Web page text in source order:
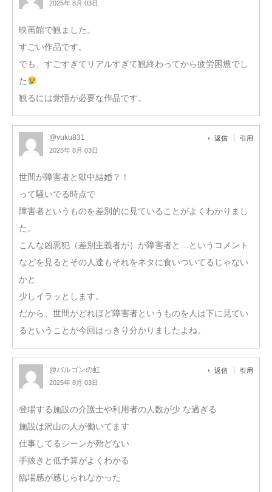
2025年 8月 03日
映画館で観ました。
すごい作品です。
でも、すごすぎてリアルすぎて観終わってから疲労困憊でし
た
観るには覚悟が必要な作品です。
@vuku831
2025年 8月 03日
返信 引用
世間が障害者と獄中結婚？！
って騒いでる時点で
障害者というものを差別的に見ていることがよくわかりまし
た。
こんな凶悪犯（差別主義者が）が障害者と…というコメント
などを見るとその人達もそれをネタに食いついてるじゃない
かと
少しイラッとします。
だから、世間がどれほど障害者というものを人は下に見てい
るということが今回はっきり分かりましたよね。
@バルゴンの虹
2025年 8月 03日
返信 引用
登場する施設の介護士や利用者の人数が少 な過ぎる
施設は沢山の人が働いてます
仕事してるシーンが殆どない
手抜きと低予算がよくわかる
臨場感が感じられなかった